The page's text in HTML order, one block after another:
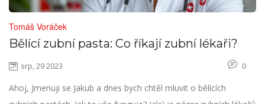
Tomáš Voráček
Bělící zubní pasta: Co říkají zubní lékaři?
srp, 29 2023 0
Ahoj, Jmenuji se Jakub a dnes bych chtěl mluvit o bělících